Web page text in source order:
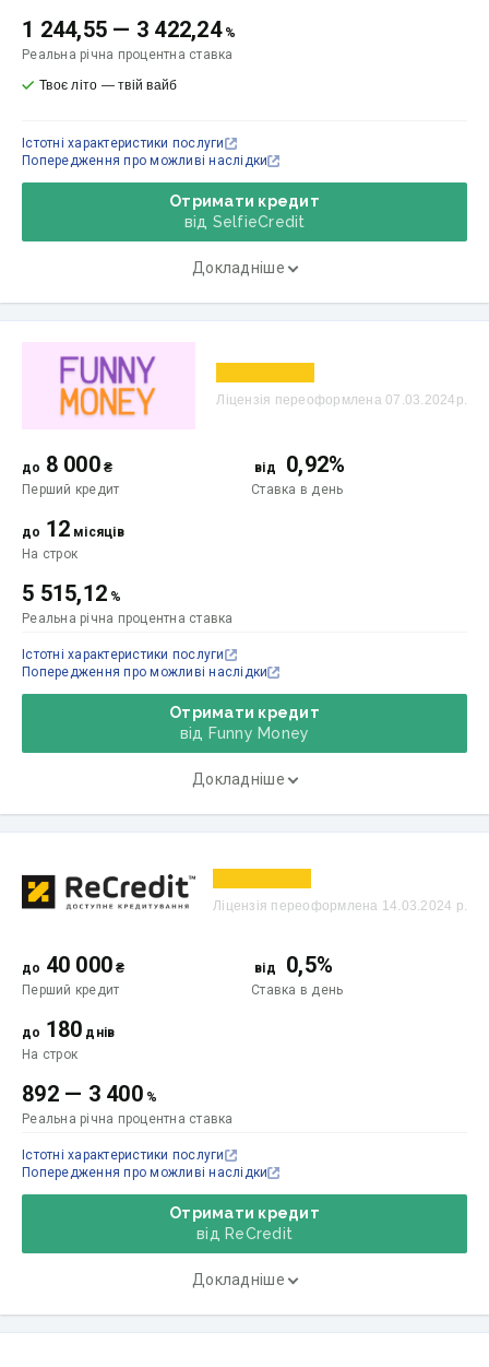
1 244,55 — 3 422,24 %
Реальна річна процентна ставка
Отримати кредит
від SelfieCredit
Докладніше
Твоє літо — твій вайб
Істотні характеристики послуги
Попередження про можливі наслідки
Ліцензія переоформлена 07.03.2024р.
до 8 000 ₴
Перший кредит
від 0,92%
Ставка в день
до 12 місяців
На строк
5 515,12 %
Реальна річна процентна ставка
Отримати кредит
від Funny Money
Докладніше
Істотні характеристики послуги
Попередження про можливі наслідки
Ліцензія переоформлена 14.03.2024 р.
до 40 000 ₴
Перший кредит
від 0,5%
Ставка в день
до 180 днів
На строк
892— 3 400 %
Реальна річна процентна ставка
Отримати кредит
від ReCredit
Докладніше
Істотні характеристики послуги
Попередження про можливі наслідки